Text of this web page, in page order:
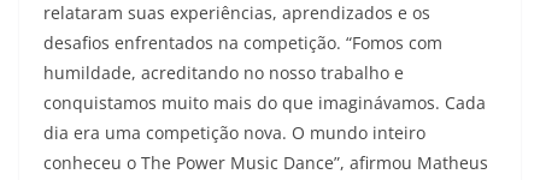
relataram suas experiências, aprendizados e os
desafios enfrentados na competição. “Fomos com
humildade, acreditando no nosso trabalho e
conquistamos muito mais do que imaginávamos. Cada
dia era uma competição nova. O mundo inteiro
conheceu o The Power Music Dance”, afirmou Matheus